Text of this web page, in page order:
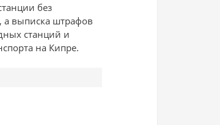
без
а выписка штрафов
станций и
на Кипре.